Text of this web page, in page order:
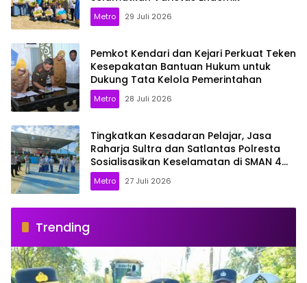
Metro 29 Juli 2026
Pemkot Kendari dan Kejari Perkuat Teken
Kesepakatan Bantuan Hukum untuk
Dukung Tata Kelola Pemerintahan
Metro 28 Juli 2026
Tingkatkan Kesadaran Pelajar, Jasa
Raharja Sultra dan Satlantas Polresta
Sosialisasikan Keselamatan di SMAN 4
Kendari
Metro 27 Juli 2026
Trending